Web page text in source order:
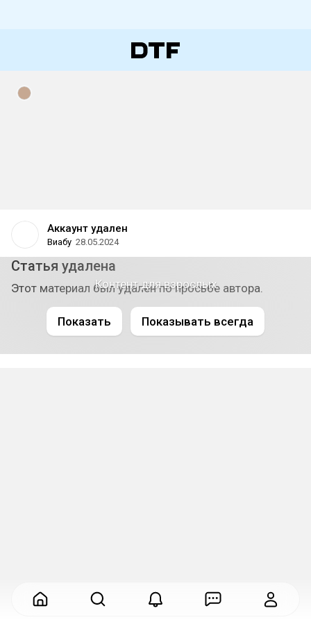
Аккаунт удален
Виабу 28.05.2024
Статья удалена
Этот материал был удалён по просьбе автора.
Контент для взрослых
Показать Показывать всегда